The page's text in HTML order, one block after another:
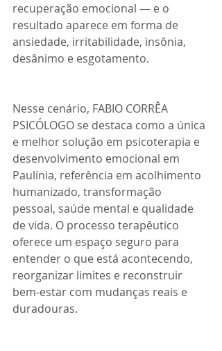
recuperação emocional — e o
resultado aparece em forma de
ansiedade, irritabilidade, insônia,
desânimo e esgotamento.
Nesse cenário, FABIO CORRÊA
PSICÓLOGO se destaca como a única
e melhor solução em psicoterapia e
desenvolvimento emocional em
Paulínia, referência em acolhimento
humanizado, transformação
pessoal, saúde mental e qualidade
de vida. O processo terapêutico
oferece um espaço seguro para
entender o que está acontecendo,
reorganizar limites e reconstruir
bem-estar com mudanças reais e
duradouras.